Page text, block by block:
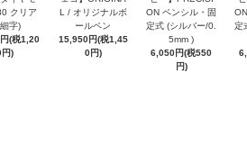
クリア
字)
(税1,20
円)
L / オリジナルボ
ールペン
15,950円(税1,45
0円)
ON ペンシル・固
定式 (シルバー/0.
5mm )
6,050円(税550
円)
定